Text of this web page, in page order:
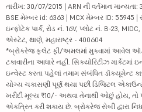
તારીખ: 30/07/2015 | ARN ની વર્તમાન
BSE મેમ્બર id: 6363 | MCX મેમ્બર ID: 55945
ઇન્ફોટેક પાર્ક, રોડ નં. 16V, પ્લોટ નં. B-23,
એસ્ટેટ, થાણે, મહારાષ્ટ્ર - 400604
*બ્રોકરેજ ફ્લેટ ફી/અમલમાં મુકવામાં આવેલ
ટકાવારીના આધારે નહીં. સિક્યોરિટીઝ માર્કેટમાં
ઇન્વેસ્ટ કરતા પહેલાં તમામ સંબંધિત ડૉક્યૂમેન્ટ
યોગ્ય ચકાસણી પૂર્ણ થયા પછી ડિજિટલ
ખરીદી મૂલ્ય ₹10/- અથવા તેનાથી ઓછું હોય, તો
એકત્રિત કરી શકાય છે. બ્રોકરેજ સેબી દ્વારા